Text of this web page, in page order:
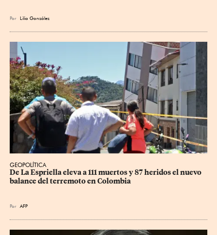
Por Lilia González
GEOPOLÍTICA
De La Espriella eleva a 111 muertos y 87 heridos el nuevo
balance del terremoto en Colombia
Por AFP